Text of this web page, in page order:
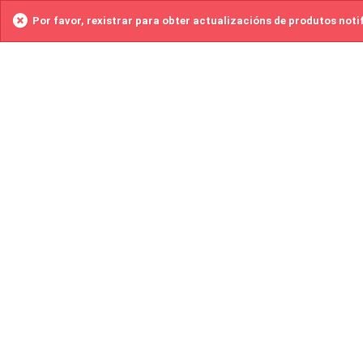
Por favor, rexistrar para obter actualizacións de produtos